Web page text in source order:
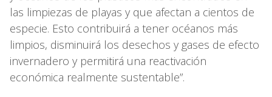
las limpiezas de playas y que afectan a cientos de
especie. Esto contribuirá a tener océanos más
limpios, disminuirá los desechos y gases de efecto
invernadero y permitirá una reactivación
económica realmente sustentable”.